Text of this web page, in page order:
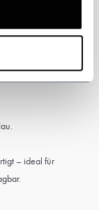
– ideal für